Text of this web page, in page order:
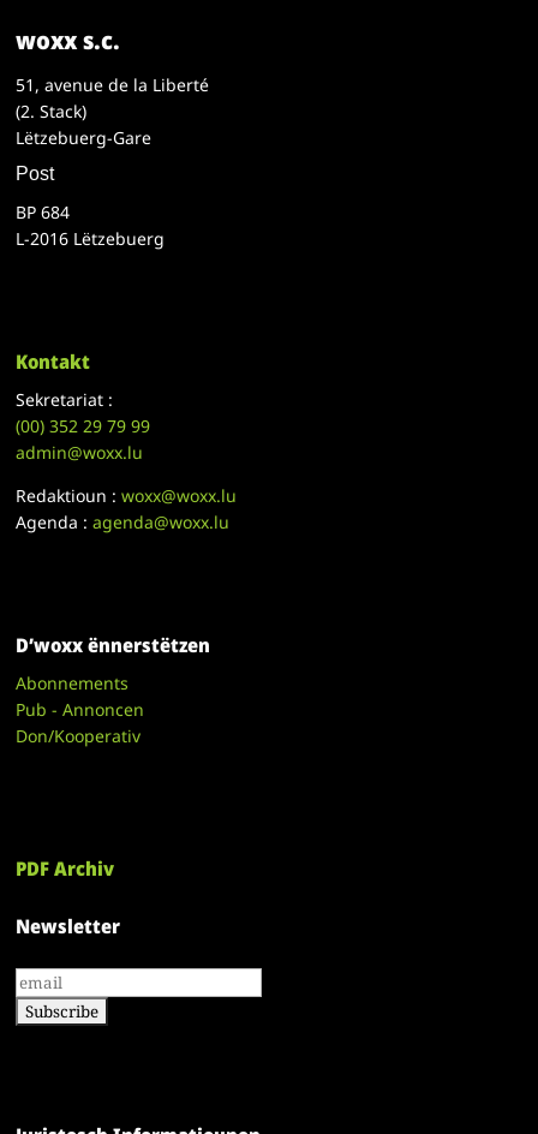
woxx s.c.
51, avenue de la Liberté
(2. Stack)
Lëtzebuerg-Gare
Post
BP 684
L-2016 Lëtzebuerg
Kontakt
Sekretariat :
(00)352 29 79 99
admin@woxx.lu
Redaktioun :woxx@woxx.lu
Agenda :agenda@woxx.lu
D’woxx ënnerstëtzen
Abonnements
Pub - Annoncen
Don/Kooperativ
PDF Archiv
Newsletter